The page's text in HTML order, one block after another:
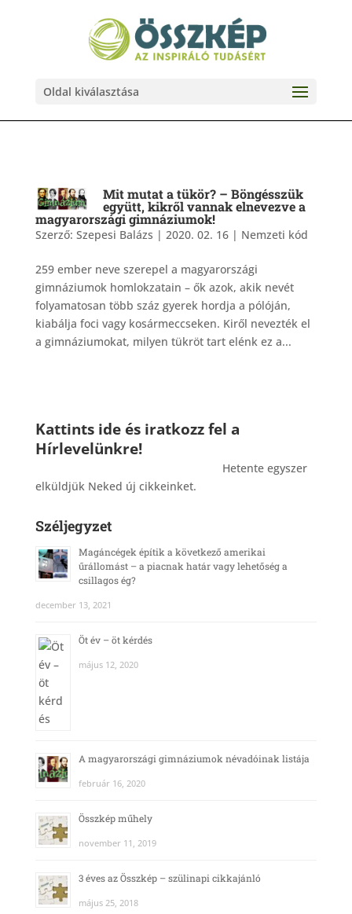
Oldal kiválasztása
Mit mutat a tükör? – Böngésszük
együtt, kikről vannak elnevezve a
magyarországi gimnáziumok!
Szerző: Szepesi Balázs | 2020. 02. 16| Nemzeti kód
259 ember neve szerepel a magyarországi
gimnáziumok homlokzatain – ők azok, akik nevét
folyamatosan több száz gyerek hordja a pólóján,
kiabálja foci vagy kosármeccseken. Kiről nevezték el
a gimnáziumokat, milyen tükröt tart elénk ez a...
Kattints ide és iratkozz fel a
Hírlevelünkre!
Hetente egyszer
elküldjük Neked új cikkeinket.
Széljegyzet
Magáncégek építik a következő amerikai
űrállomást – a piacnak határ vagy lehetőség a
csillagos ég?
december 13, 2021
Öt év – öt kérdés
május 12, 2020
A magyarországi gimnáziumok névadóinak listája
február 16, 2020
Összkép műhely
november 11, 2019
3 éves az Összkép – szülinapi cikkajánló
május 25, 2018